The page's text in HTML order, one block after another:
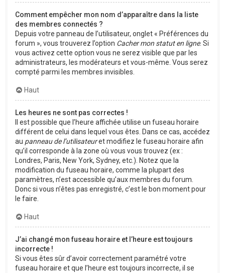
Comment empêcher mon nom d’apparaître dans la liste
des membres connectés ?
Depuis votre panneau de l’utilisateur, onglet « Préférences du
forum », vous trouverez l’option Cacher mon statut en ligne. Si
vous activez cette option vous ne serez visible que par les
administrateurs, les modérateurs et vous-même. Vous serez
compté parmi les membres invisibles.
Haut
Les heures ne sont pas correctes !
Il est possible que l’heure affichée utilise un fuseau horaire
différent de celui dans lequel vous êtes. Dans ce cas, accédez
au panneau de l’utilisateuret modifiez le fuseau horaire afin
qu’il corresponde à la zone où vous vous trouvez (ex :
Londres, Paris, New York, Sydney, etc.). Notez que la
modification du fuseau horaire, comme la plupart des
paramètres, n’est accessible qu’aux membres du forum.
Donc si vous n’êtes pas enregistré, c’est le bon moment pour
le faire.
Haut
J’ai changé mon fuseau horaire et l’heure est toujours
incorrecte !
Si vous êtes sûr d’avoir correctement paramétré votre
fuseau horaire et que l’heure est toujours incorrecte, il se